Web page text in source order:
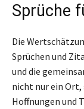
Sprüche
Die
Sprüchen und
und die
nicht nur ein Ort,
Hoffnungen und